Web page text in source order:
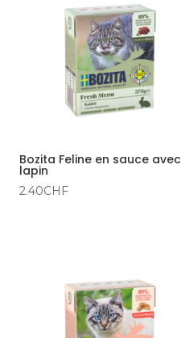
Bozita Feline en sauce avec
lapin
2.40CHF